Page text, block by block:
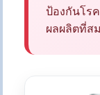
ป้องกันโร
ผลผลิตที่ส